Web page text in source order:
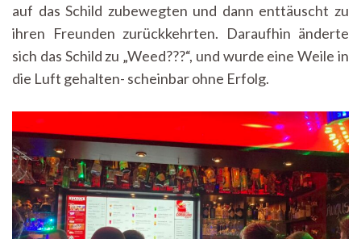
auf das Schild zubewegten und dann enttäuscht zu
ihren Freunden zurückkehrten. Daraufhin änderte
sich das Schild zu „Weed???“, und wurde eine Weile in
die Luft gehalten- scheinbar ohne Erfolg.